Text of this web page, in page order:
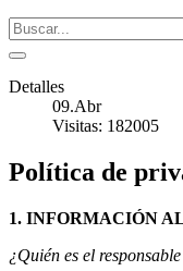
Detalles
09.Abr
Visitas: 182005
Política de
1. INFORMACIÓN
¿Quién es el